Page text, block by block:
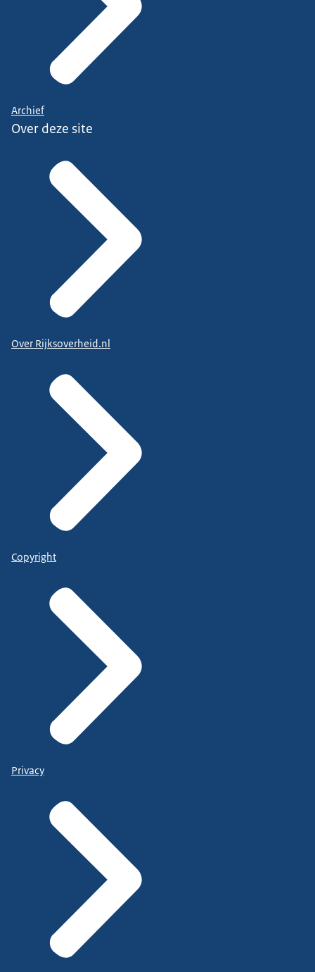
Archief
Over deze site
Over Rijksoverheid.nl
Copyright
Privacy